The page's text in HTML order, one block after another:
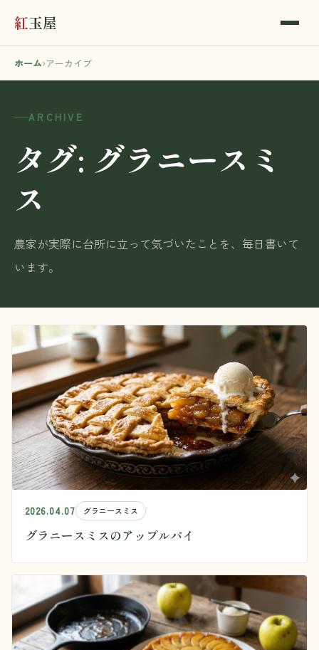
紅玉屋
ホーム›アーカイブ
ARCHIVE
タグ: グラニースミ
ス
農家が実際に台所に立って気づいたことを、毎日書いて
います。
2026.04.07 グラニースミス
グラニースミスのアップルパイ